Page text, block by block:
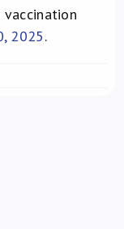
vaccination
2025.